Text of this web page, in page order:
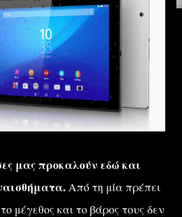
μας προκαλούν εδώ και
Από τη μία πρέπει
μέγεθος και το βάρος τους δεν